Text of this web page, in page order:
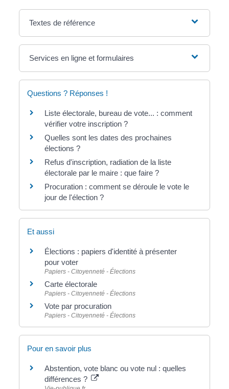
Textes de référence
Services en ligne et formulaires
Questions ? Réponses !
Liste électorale, bureau de vote... : comment
vérifier votre inscription ?
Quelles sont les dates des prochaines
élections ?
Refus d'inscription, radiation de la liste
électorale par le maire : que faire ?
Procuration : comment se déroule le vote le
jour de l'élection ?
Et aussi
Élections : papiers d'identité à présenter
pour voter
Papiers - Citoyenneté - Élections
Carte électorale
Papiers - Citoyenneté - Élections
Vote par procuration
Papiers - Citoyenneté - Élections
Pour en savoir plus
Abstention, vote blanc ou vote nul : quelles
différences ?